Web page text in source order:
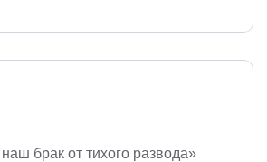
брак от тихого развода»